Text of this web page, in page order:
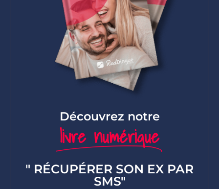
Découvrez notre
livre numérique
" RÉCUPÉRER SON EX PAR
SMS"